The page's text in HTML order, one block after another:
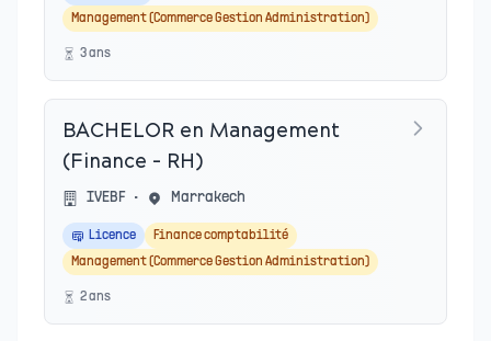
Management (Commerce Gestion Administration)
3ans
BACHELOR en Management
(Finance - RH)
IVEBF • Marrakech
Licence
Finance comptabilité
Management (Commerce Gestion Administration)
2ans